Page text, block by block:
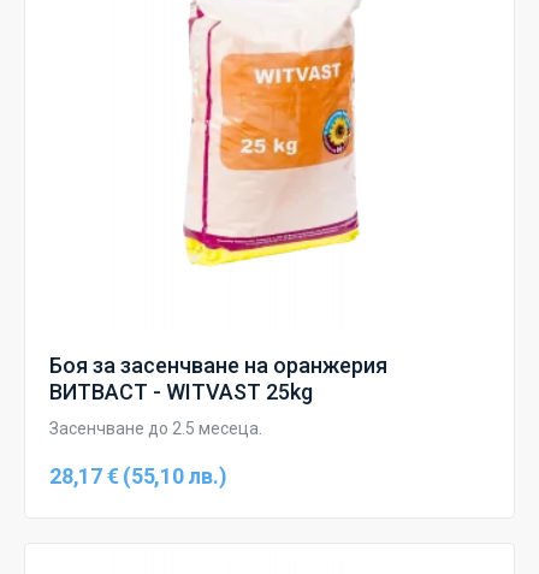
Боя за засенчване на оранжерия
ВИТВАСТ - WITVAST 25kg
Засенчване до 2.5 месеца.
28,17 € (55,10 лв.)